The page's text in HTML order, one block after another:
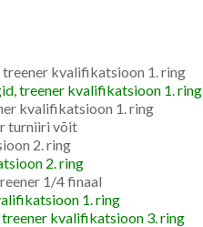
treener kvalifikatsioon 1. ring
treener kvalifikatsioon 1. ring
kvalifikatsioon 1. ring
turniiri võit
2. ring
2. ring
1/4 finaal
1. ring
treener kvalifikatsioon 3. ring